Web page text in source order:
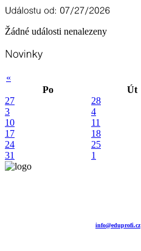
Žádné události nenalezeny
«
Po
Út
27
28
3
4
10
11
17
18
24
25
31
1
info@eduprofi.cz